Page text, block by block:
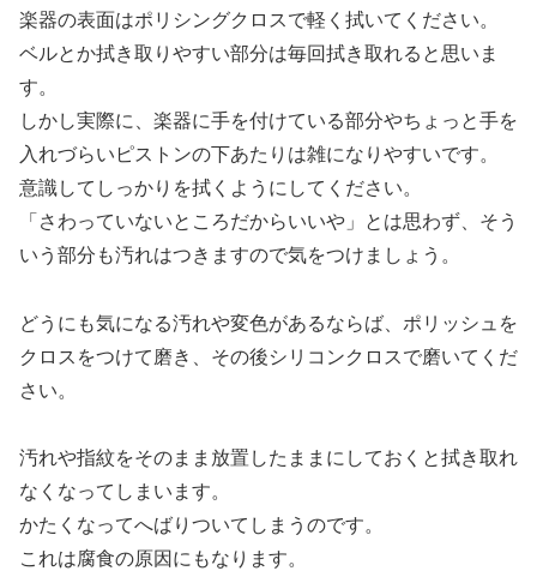
楽器の表面はポリシングクロスで軽く拭いてください。
ベルとか拭き取りやすい部分は毎回拭き取れると思いま
す。
しかし実際に、楽器に手を付けている部分やちょっと手を
入れづらいピストンの下あたりは雑になりやすいです。
意識してしっかりを拭くようにしてください。
「さわっていないところだからいいや」とは思わず、そう
いう部分も汚れはつきますので気をつけましょう。
どうにも気になる汚れや変色があるならば、ポリッシュを
クロスをつけて磨き、その後シリコンクロスで磨いてくだ
さい。
汚れや指紋をそのまま放置したままにしておくと拭き取れ
なくなってしまいます。
かたくなってへばりついてしまうのです。
これは腐食の原因にもなります。